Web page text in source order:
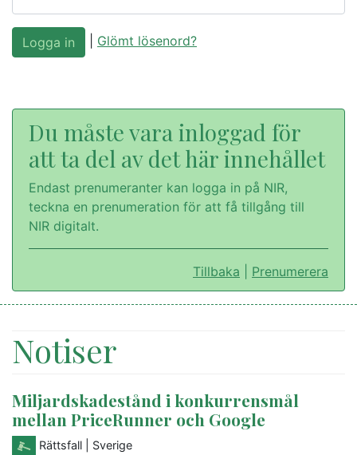
Glömt lösenord?
Du måste vara inloggad för
att ta del av det här innehållet
Endast prenumeranter kan logga in på NIR,
teckna en prenumeration för att få tillgång till
NIR digitalt.
Tillbaka Prenumerera
Notiser
Miljardskadestånd i konkurrensmål
mellan PriceRunner och Google
Rättsfall | Sverige